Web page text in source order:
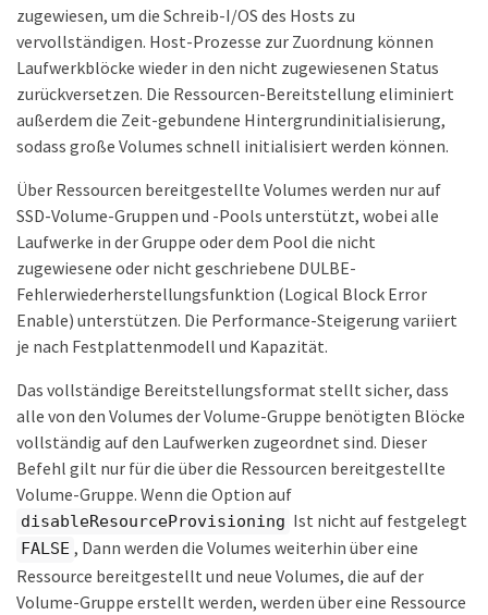
zugewiesen, um die Schreib-I/OS des Hosts zu
vervollständigen. Host-Prozesse zur Zuordnung können
Laufwerkblöcke wieder in den nicht zugewiesenen Status
zurückversetzen. Die Ressourcen-Bereitstellung eliminiert
außerdem die Zeit-gebundene Hintergrundinitialisierung,
sodass große Volumes schnell initialisiert werden können.
Über Ressourcen bereitgestellte Volumes werden nur auf
SSD-Volume-Gruppen und -Pools unterstützt, wobei alle
Laufwerke in der Gruppe oder dem Pool die nicht
zugewiesene oder nicht geschriebene DULBE-
Fehlerwiederherstellungsfunktion (Logical Block Error
Enable) unterstützen. Die Performance-Steigerung variiert
je nach Festplattenmodell und Kapazität.
Das vollständige Bereitstellungsformat stellt sicher, dass
alle von den Volumes der Volume-Gruppe benötigten Blöcke
vollständig auf den Laufwerken zugeordnet sind. Dieser
Befehl gilt nur für die über die Ressourcen bereitgestellte
Volume-Gruppe. Wenn die Option auf
disableResourceProvisioning Ist nicht auf festgelegt
FALSE , Dann werden die Volumes weiterhin über eine
Ressource bereitgestellt und neue Volumes, die auf der
Volume-Gruppe erstellt werden, werden über eine Ressource